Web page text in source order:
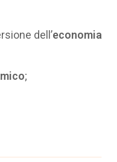
dell’economia
;